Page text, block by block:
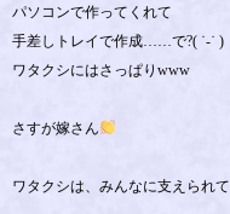
パソコンで作ってくれて
手差しトレイで作成……で?( ˙-˙ )
ワタクシにはさっぱりwww
さすが嫁さん
ワタクシは、みんなに支えられ